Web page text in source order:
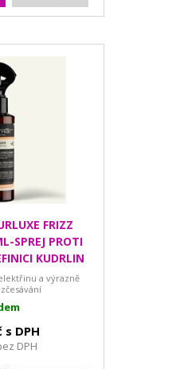
FRIZZ
SPREJ PROTI
KUDRLIN
a výrazně
s DPH
DPH